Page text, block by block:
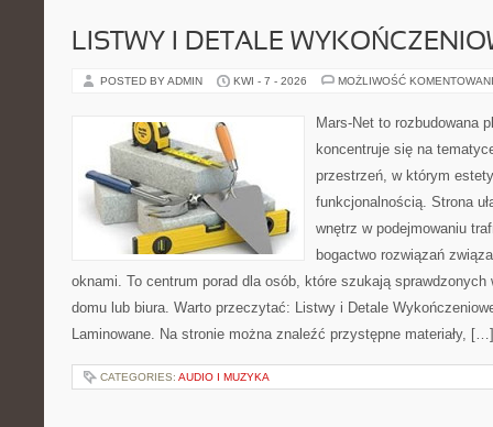
LISTWY I DETALE
POSTED BY ADMIN KWI - 7 - 2026 MOŻLIWOŚĆ
Mars-Net to rozbudowana
koncentruje się na
przestrzeń, w którym
funkcjonalnością. Strona
wnętrz w podejmowaniu
bogactwo rozwiązań
oknami. To centrum porad dla osób, które szukają
domu lub biura. Warto przeczytać: Listwy i Detale
Laminowane. Na stronie można znaleźć przystępne materiały, […]
CATEGORIES: AUDIO I MUZYKA